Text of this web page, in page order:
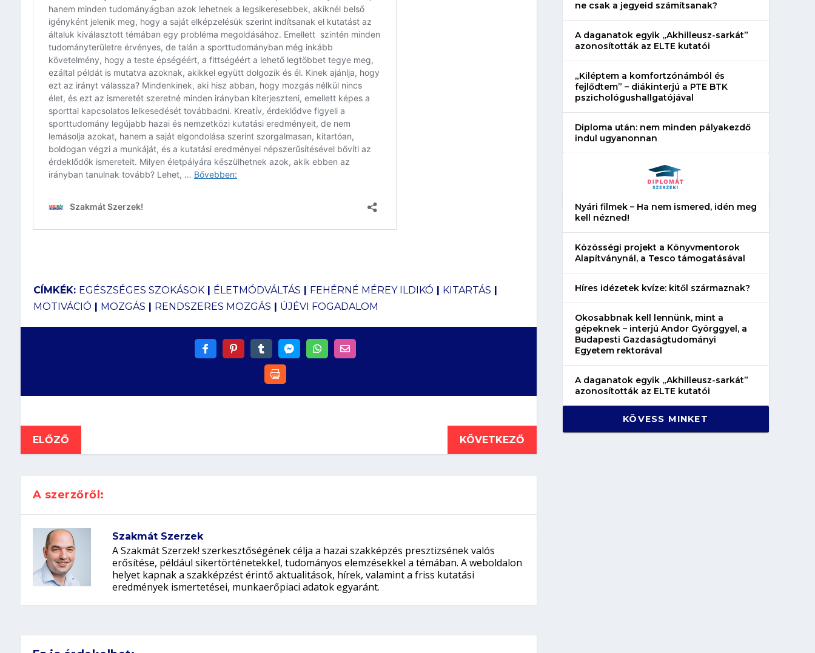
CÍMKÉK: EGÉSZSÉGES SZOKÁSOK| ÉLETMÓDVÁLTÁS FEHÉRNÉ MÉREY ILDIKÓ KITARTÁS
MOTIVÁCIÓ
MOZGÁS RENDSZERES MOZGÁS ÚJÉVI FOGADALOM
ELŐZŐ KÖVETKEZŐ
A szerzőről:
Szakmát Szerzek
A Szakmát Szerzek! szerkesztőségének célja a hazai szakképzés presztizsének valós
erősítése, például sikertörténetekkel, tudományos elemzésekkel a témában. A weboldalon
helyet kapnak a szakképzést érintő aktualitások, hírek, valamint a friss kutatási
eredmények ismertetései, munkaerőpiaci adatok egyaránt.
ne csak a jegyeid számítsanak?
A daganatok egyik „Akhilleusz-sarkát”
azonosították az ELTE kutatói
„Kiléptem a komfortzónámból és
fejlődtem” – diákinterjú a PTE BTK
pszichológushallgatójával
Diploma után: nem minden pályakezdő
indul ugyanonnan
Nyári filmek – Ha nem ismered, idén meg
kell nézned!
Közösségi projekt a Könyvmentorok
Alapítványnál, a Tesco támogatásával
Híres idézetek kvíze: kitől származnak?
Okosabbnak kell lennünk, mint a
gépeknek – interjú Andor Györggyel, a
Budapesti Gazdaságtudományi
Egyetem rektorával
A daganatok egyik „Akhilleusz-sarkát”
azonosították az ELTE kutatói
KÖVESS MINKET